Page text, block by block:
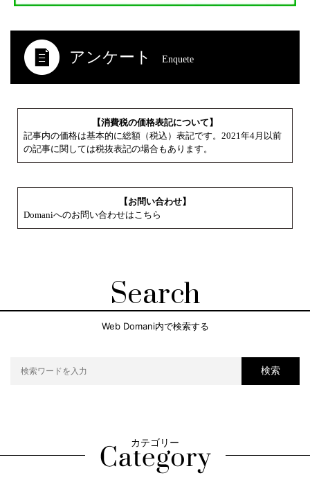
アンケート Enquete
【消費税の価格表記について】
記事内の価格は基本的に総額（税込）表記です。2021年4月以前
の記事に関しては税抜表記の場合もあります。
【お問い合わせ】
Domaniへのお問い合わせはこちら
Search
Web Domani内で検索する
検索
カテゴリー